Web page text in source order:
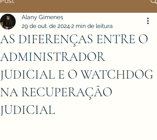
AS DIFERENÇAS ENTRE O
ADMINISTRADOR
JUDICIAL E O WATCHDOG
NA RECUPERAÇÃO
JUDICIAL
Alany Gimenes
29 de out. de 2024 2 min de leitura